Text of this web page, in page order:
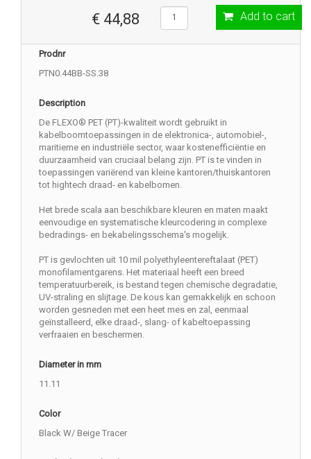
€ 44,88 Add to cart
Prodnr
PTN0.44BB-SS.38
Description
De FLEXO® PET (PT)-kwaliteit wordt gebruikt in
kabelboomtoepassingen in de elektronica-, automobiel-,
maritieme en industriële sector, waar kostenefficiëntie en
duurzaamheid van cruciaal belang zijn. PT is te vinden in
toepassingen variërend van kleine kantoren/thuiskantoren
tot hightech draad- en kabelbomen.
Het brede scala aan beschikbare kleuren en maten maakt
eenvoudige en systematische kleurcodering in complexe
bedradings- en bekabelingsschema's mogelijk.
PT is gevlochten uit 10 mil polyethyleentereftalaat (PET)
monofilamentgarens. Het materiaal heeft een breed
temperatuurbereik, is bestand tegen chemische degradatie,
UV-straling en slijtage. De kous kan gemakkelijk en schoon
worden gesneden met een heet mes en zal, eenmaal
geïnstalleerd, elke draad-, slang- of kabeltoepassing
verfraaien en beschermen.
Diameter in mm
11.11
Color
Black W/ Beige Tracer